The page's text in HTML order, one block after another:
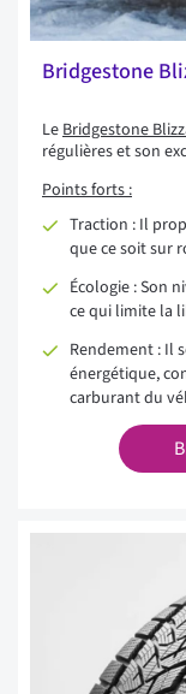
Bridgestone
Le Bridgestone
régulières et son
Points forts :
Traction : Il
que ce soit sur
Écologie : Son
ce qui limite la
Rendement : Il
énergétique,
carburant du